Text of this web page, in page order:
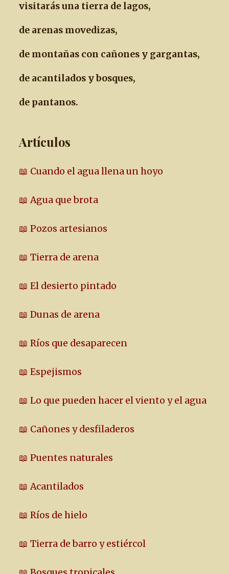
visitarás una tierra de lagos,
de arenas movedizas,
de montañas con cañones y gargantas,
de acantilados y bosques,
de pantanos.
Artículos
📖 Cuando el agua llena un hoyo
📖 Agua que brota
📖 Pozos artesianos
📖 Tierra de arena
📖 El desierto pintado
📖 Dunas de arena
📖 Ríos que desaparecen
📖 Espejismos
📖 Lo que pueden hacer el viento y el agua
📖 Cañones y desfiladeros
📖 Puentes naturales
📖 Acantilados
📖 Ríos de hielo
📖 Tierra de barro y estiércol